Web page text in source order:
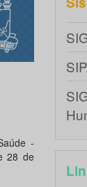
-
28 de